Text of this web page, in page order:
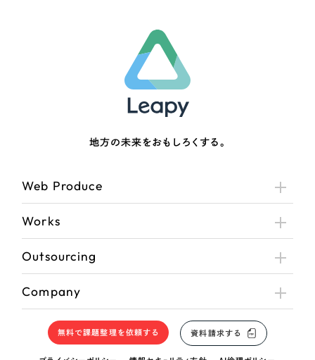
地方の未来をおもしろくする。
Web Produce
Works
Outsourcing
Company
無料で課題整理を依頼する 資料請求する